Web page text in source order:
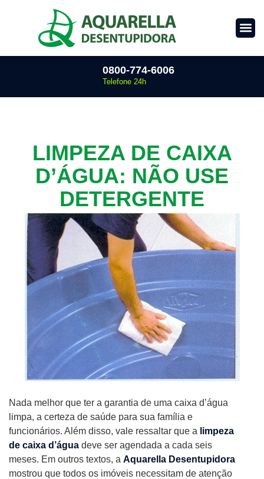
0800-774-6006
Telefone 24h
LIMPEZA DE CAIXA
D’ÁGUA: NÃO USE
DETERGENTE
Nada melhor que ter a garantia de uma caixa d’água
limpa, a certeza de saúde para sua família e
funcionários. Além disso, vale ressaltar que a limpeza
de caixa d’água deve ser agendada a cada seis
meses. Em outros textos, a Aquarella Desentupidora
mostrou que todos os imóveis necessitam de atenção